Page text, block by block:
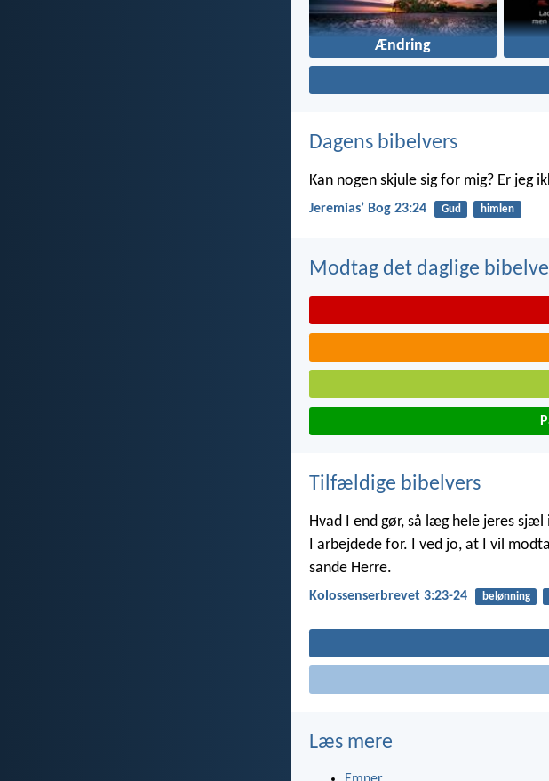
Ændring
Dagens bibelvers
Kan nogen skjule sig for mig? Er jeg
Jeremiasʼ Bog 23:24 Gud himlen
Modtag det daglige
Tilfældige bibelvers
Hvad I end gør, så læg hele jeres
I arbejdede for. I ved jo, at I vil
sande Herre.
Kolossenserbrevet 3:23-24 belønning
Læs mere